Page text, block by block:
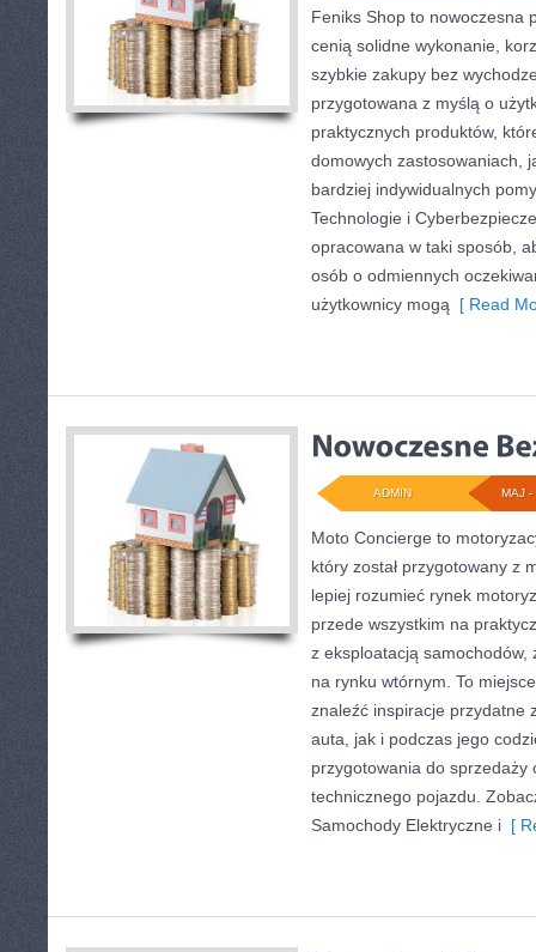
Feniks Shop to nowoczesna
cenią solidne wykonanie,
szybkie zakupy bez
przygotowana z myślą o
praktycznych produktów,
domowych zastosowaniach,
bardziej indywidualnych
Technologie i
opracowana w taki sposób,
osób o odmiennych
użytkownicy mogą [ Read
MAJ -
ADMIN
Moto Concierge to
który został przygotowany z
lepiej rozumieć rynek
przede wszystkim na
z eksploatacją samochodów,
na rynku wtórnym. To
znaleźć inspiracje przydatne
auta, jak i podczas jego
przygotowania do sprzedaży
technicznego pojazdu.
Samochody Elektryczne i [